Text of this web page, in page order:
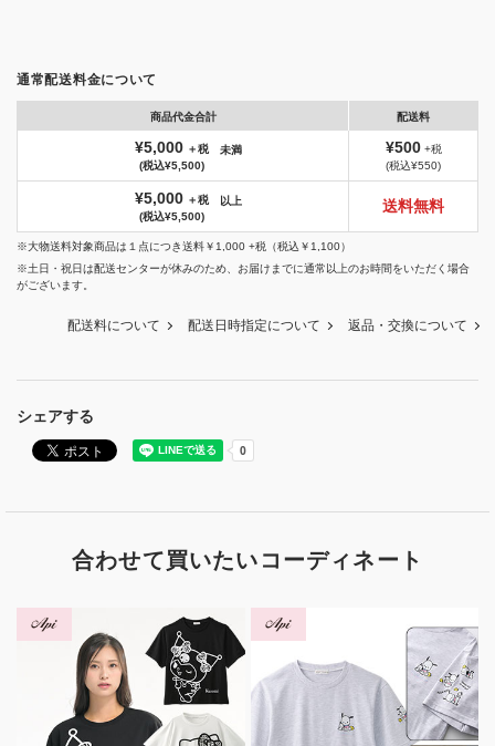
シェアする
通常配送料金について
商品代金合計 配送料
¥5,000 ＋税
(税込¥5,500)
未満 ¥500+税
(税込¥550)
¥5,000 ＋税
(税込¥5,500)
以上 送料無料
※大物送料対象商品は１点につき送料￥1,000 +税（税込￥1,100）
※土日・祝日は配送センターが休みのため、お届けまでに通常以上のお時間をいただく場合
がございます。
配送料について 配送日時指定について 返品・交換について
合わせて買いたいコーディネート